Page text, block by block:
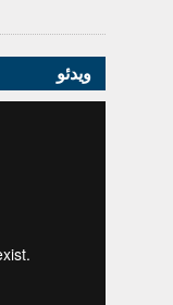
ویدئو